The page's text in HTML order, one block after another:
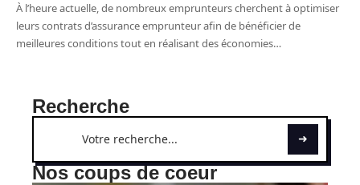
À l’heure actuelle, de nombreux emprunteurs cherchent à optimiser
leurs contrats d’assurance emprunteur afin de bénéficier de
meilleures conditions tout en réalisant des économies…
Recherche
Nos coups de coeur